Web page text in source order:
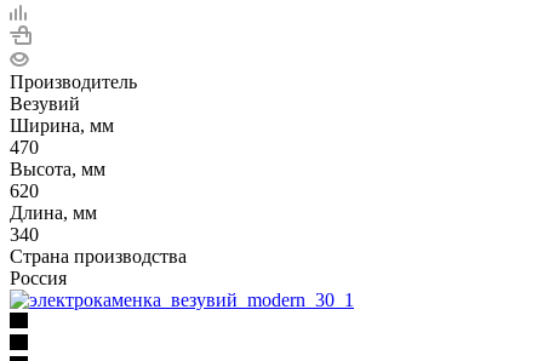
Производитель
Везувий
Ширина, мм
470
Высота, мм
620
Длина, мм
340
Страна производства
Россия